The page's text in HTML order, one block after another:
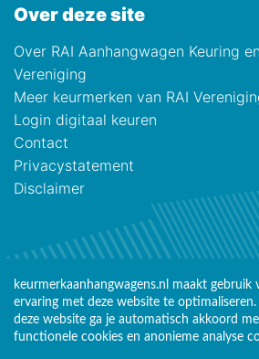
Over deze site
Over RAI Aanhangwagen Keuring
Vereniging
Meer keurmerken van RAI
Login digitaal keuren
Contact
Privacystatement
Disclaimer
keurmerkaanhangwagens.nl maakt
ervaring met deze website te
deze website ga je automatisch akkoord
functionele cookies en anonieme analyse